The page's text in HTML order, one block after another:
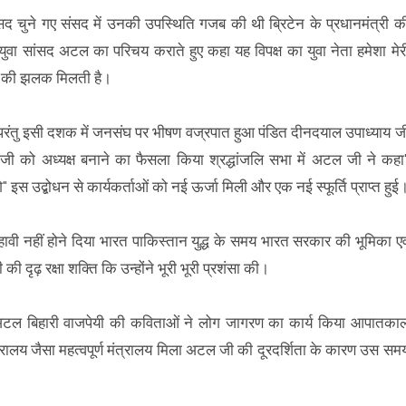
चुने गए संसद में उनकी उपस्थिति गजब की थी ब्रिटेन के प्रधानमंत्री
सांसद अटल का परिचय कराते हुए कहा यह विपक्ष का युवा नेता हमेशा
झलक मिलती है।
इसी दशक में जनसंघ पर भीषण वज्रपात हुआ पंडित दीनदयाल उपाध्याय
जी को अध्यक्ष बनाने का फैसला किया श्रद्धांजलि सभा में अटल जी ने
उद्बोधन से कार्यकर्ताओं को नई ऊर्जा मिली और एक नई स्फूर्ति प्राप्त हुई।
नहीं होने दिया भारत पाकिस्तान युद्ध के समय भारत सरकार की भूमिका
की दृढ़ रक्षा शक्ति कि उन्होंने भूरी भूरी प्रशंसा की।
बिहारी वाजपेयी की कविताओं ने लोग जागरण का कार्य किया
जैसा महत्वपूर्ण मंत्रालय मिला अटल जी की दूरदर्शिता के कारण उस